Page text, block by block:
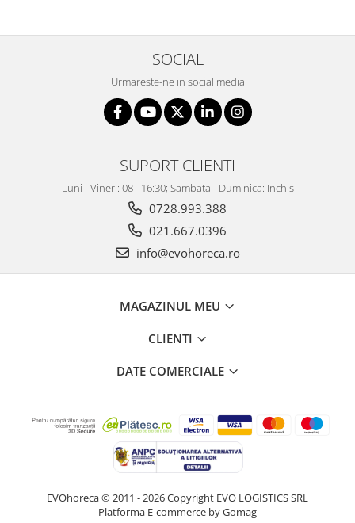
SOCIAL
Urmareste-ne in social media
SUPORT CLIENTI
Luni - Vineri: 08 - 16:30; Sambata - Duminica: Inchis
0728.993.388
021.667.0396
info@evohoreca.ro
MAGAZINUL MEU
CLIENTI
DATE COMERCIALE
EVOhoreca © 2011 - 2026 Copyright EVO LOGISTICS SRL
Platforma E-commerce by Gomag